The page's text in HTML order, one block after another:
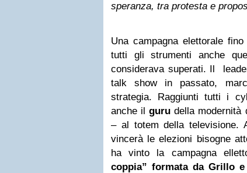
speranza, tra protesta e
Una campagna elettorale
tutti gli strumenti anche
considerava superati. Il
talk show in passato,
strategia. Raggiunti tutti i
anche ilguru della modernità
– al totem della televisione.
vincerà le elezioni bisogne
ha vinto la campagna
coppia” formata da Grillo e